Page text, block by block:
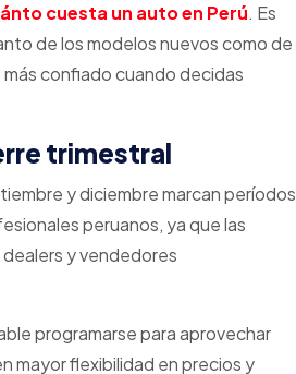
cuesta un auto en Perú. Es
de los modelos nuevos como de
confiado cuando decidas
trimestral
y diciembre marcan períodos
peruanos, ya que las
y vendedores
programarse para aprovechar
mayor flexibilidad en precios y